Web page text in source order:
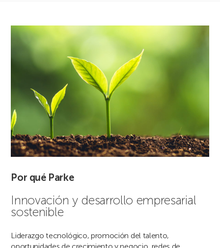
Por qué Parke
Innovación y desarrollo empresarial
sostenible
Liderazgo tecnológico, promoción del talento,